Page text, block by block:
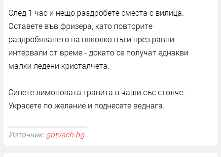
След 1 час и нещо раздробете сместа с вилица.
Оставете във фризера, като повторите
раздробяването на няколко пъти през равни
интервали от време - докато се получат еднакви
малки ледени кристалчета.
Сипете лимоновата гранита в чаши със столче.
Украсете по желание и поднесете веднага.
Източник: gotvach.bg